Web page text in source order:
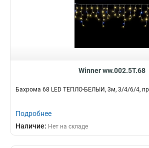
Winner ww.002.5Т.68
Бахрома 68 LED ТЕПЛО-БЕЛЫЙ, 3м, 3/4/6/4,
Подробнее
Наличие: Нет на складе